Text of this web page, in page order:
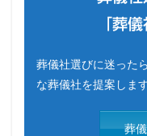
「葬
葬儀社選びに迷った
な葬儀社を提案します
葬